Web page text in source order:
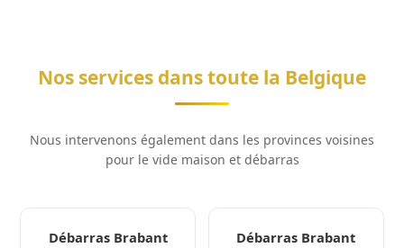
Nos services dans toute la Belgique
Nous intervenons également dans les provinces voisines
pour le vide maison et débarras
Débarras Brabant
Débarras Brabant